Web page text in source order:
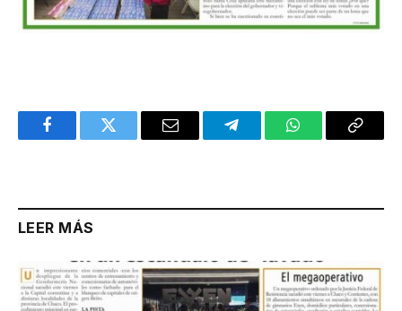
FacebookTwitter Email TelegramWhatsAppCopy
LEER MÁS